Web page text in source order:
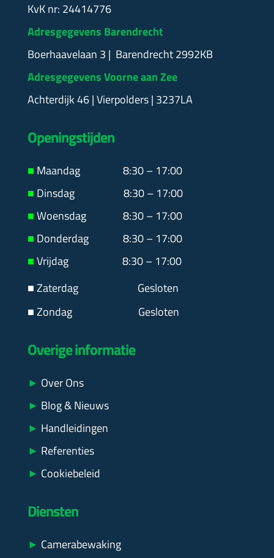
Diensten
► Camerabewaking
KvK nr: 24414776
Adresgegevens Barendrecht
Boerhaavelaan 3 | Barendrecht 2992KB
Adresgegevens Voorne aan Zee
Achterdijk 46 | Vierpolders | 3237LA
Openingstijden
■ Maandag 8:30 – 17:00
■ Dinsdag 8:30 – 17:00
■Woensdag 8:30 – 17:00
■ Donderdag 8:30 – 17:00
■Vrijdag 8:30 – 17:00
■ Zaterdag Gesloten
■ Zondag Gesloten
Overige informatie
► Over Ons
► Blog & Nieuws
► Handleidingen
► Referenties
► Cookiebeleid